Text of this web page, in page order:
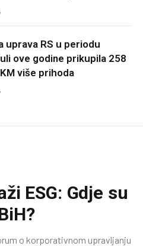
uprava RS u periodu
ove godine prikupila 258
više prihoda
ESG: Gdje su
o korporativnom upravljanju